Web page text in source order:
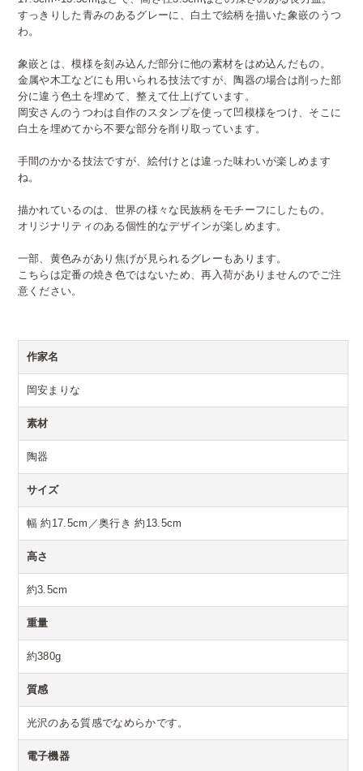
すっきりした青みのあるグレーに、白土で絵柄を描いた象嵌のうつ
わ。
象嵌とは、模様を刻み込んだ部分に他の素材をはめ込んだもの。
金属や木工などにも用いられる技法ですが、陶器の場合は削った部
分に違う色土を埋めて、整えて仕上げています。
岡安さんのうつわは自作のスタンプを使って凹模様をつけ、そこに
白土を埋めてから不要な部分を削り取っています。
手間のかかる技法ですが、絵付けとは違った味わいが楽しめます
ね。
描かれているのは、世界の様々な民族柄をモチーフにしたもの。
オリジナリティのある個性的なデザインが楽しめます。
一部、黄色みがあり焦げが見られるグレーもあります。
こちらは定番の焼き色ではないため、再入荷がありませんのでご注
意ください。
作家名
岡安まりな
素材
陶器
サイズ
幅 約17.5cm／奥行き 約13.5cm
高さ
約3.5cm
重量
約380g
質感
光沢のある質感でなめらかです。
電子機器